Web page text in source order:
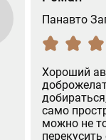
Панавто
Хороший
само
можно не